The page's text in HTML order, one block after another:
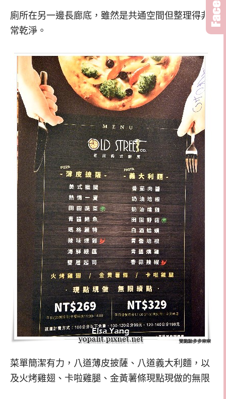
廁所在另一邊長廊底，雖然是共通空間但整理得非
常乾淨。
菜單簡潔有力，八道薄皮披薩、八道義大利麵，以
及火烤雞翅、卡啦雞腿、金黃薯條現點現做的無限